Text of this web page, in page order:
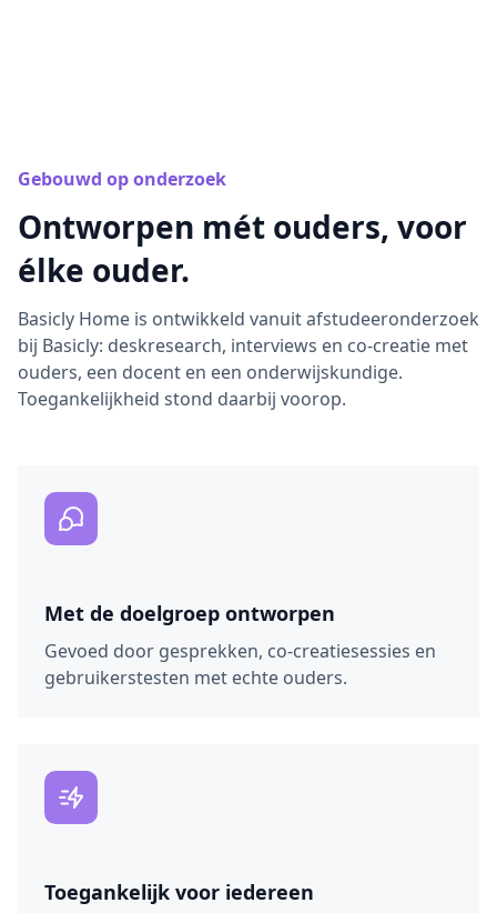
Gebouwd op onderzoek
Ontworpen mét ouders, voor
élke ouder.
Basicly Home is ontwikkeld vanuit afstudeeronderzoek
bij Basicly: deskresearch, interviews en co-creatie met
ouders, een docent en een onderwijskundige.
Toegankelijkheid stond daarbij voorop.
Met de doelgroep ontworpen
Gevoed door gesprekken, co-creatiesessies en
gebruikerstesten met echte ouders.
Toegankelijk voor iedereen